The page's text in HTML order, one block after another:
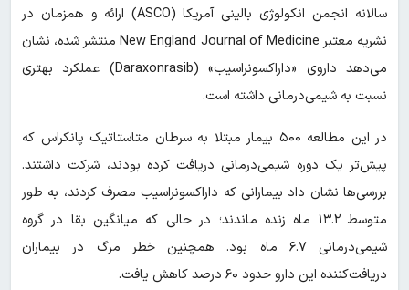
سالانه انجمن انکولوژی بالینی آمریکا (ASCO) ارائه و همزمان در
نشریه معتبر New England Journal of Medicine منتشر شده، نشان
می‌دهد داروی «داراکسونراسیب» (Daraxonrasib) عملکرد بهتری
نسبت به شیمی‌درمانی داشته است.
در این مطالعه ۵۰۰ بیمار مبتلا به سرطان متاستاتیک پانکراس که
پیش‌تر یک دوره شیمی‌درمانی دریافت کرده بودند، شرکت داشتند.
بررسی‌ها نشان داد بیمارانی که داراکسونراسیب مصرف کردند، به طور
متوسط ۱۳.۲ ماه زنده ماندند؛ در حالی که میانگین بقا در گروه
شیمی‌درمانی ۶.۷ ماه بود. همچنین خطر مرگ در بیماران
دریافت‌کننده این دارو حدود ۶۰ درصد کاهش یافت.